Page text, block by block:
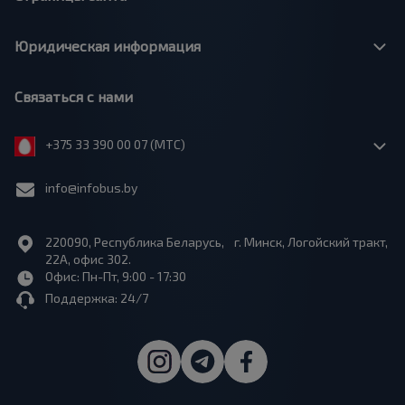
Юридическая информация
Связаться с нами
+375 33 390 00 07 (МТС)
info@infobus.by
220090, Республика Беларусь, г. Минск, Логойский тракт,
22А, офис 302.
Офис: Пн-Пт, 9:00 - 17:30
Поддержка: 24/7